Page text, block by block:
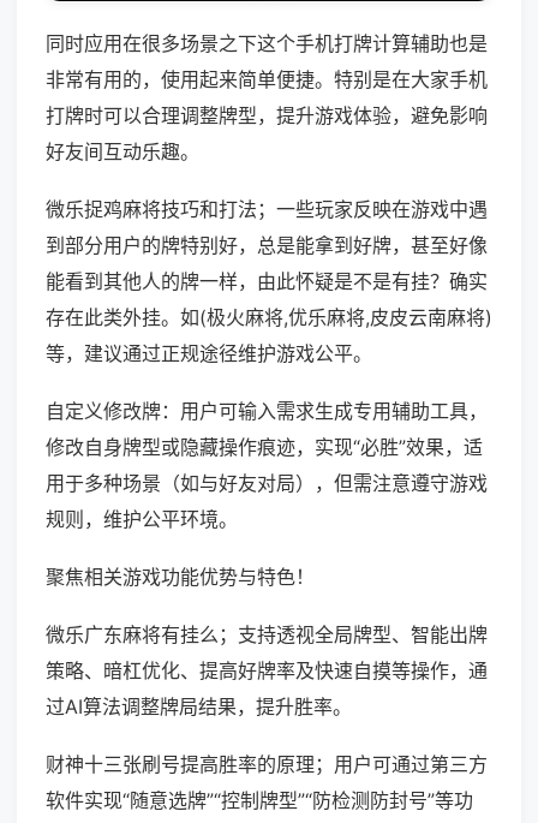
同时应用在很多场景之下这个手机打牌计算辅助也是
非常有用的，使用起来简单便捷。特别是在大家手机
打牌时可以合理调整牌型，提升游戏体验，避免影响
好友间互动乐趣。
微乐捉鸡麻将技巧和打法；一些玩家反映在游戏中遇
到部分用户的牌特别好，总是能拿到好牌，甚至好像
能看到其他人的牌一样，由此怀疑是不是有挂？确实
存在此类外挂。如(极火麻将,优乐麻将,皮皮云南麻将)
等，建议通过正规途径维护游戏公平。
自定义修改牌：用户可输入需求生成专用辅助工具，
修改自身牌型或隐藏操作痕迹，实现“必胜”效果，适
用于多种场景（如与好友对局），但需注意遵守游戏
规则，维护公平环境。
聚焦相关游戏功能优势与特色！
微乐广东麻将有挂么；支持透视全局牌型、智能出牌
策略、暗杠优化、提高好牌率及快速自摸等操作，通
过AI算法调整牌局结果，提升胜率。
财神十三张刷号提高胜率的原理；用户可通过第三方
软件实现“随意选牌”“控制牌型”“防检测防封号”等功